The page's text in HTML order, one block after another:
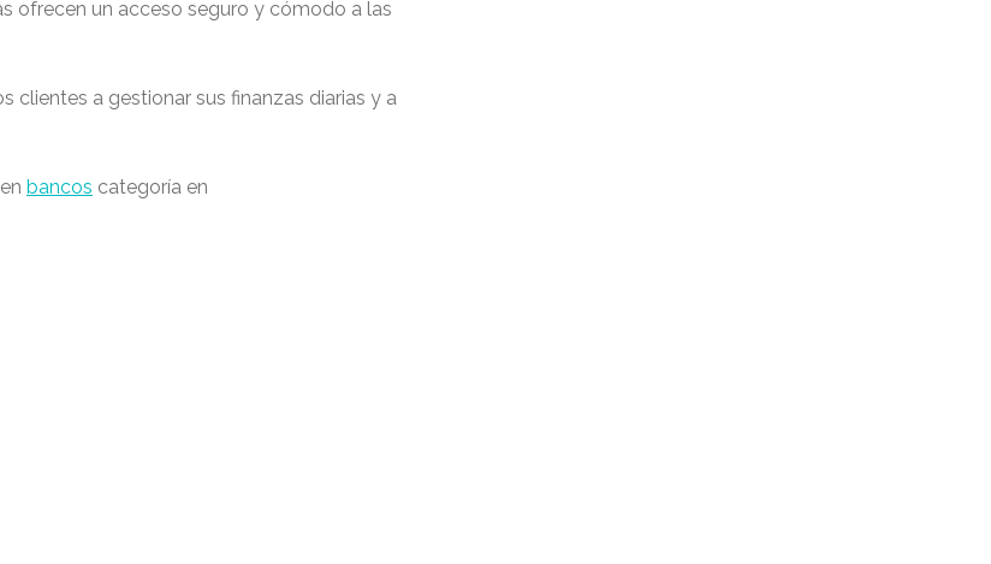
ofrecen un acceso seguro y cómodo a las
clientes a gestionar sus finanzas diarias y a
bancos categoría en